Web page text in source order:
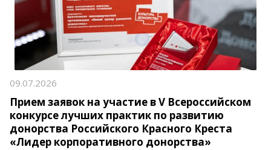
09.07.2026
Прием заявок на участие в V Всероссийском
конкурсе лучших практик по развитию
донорства Российского Красного Креста
«Лидер корпоративного донорства»